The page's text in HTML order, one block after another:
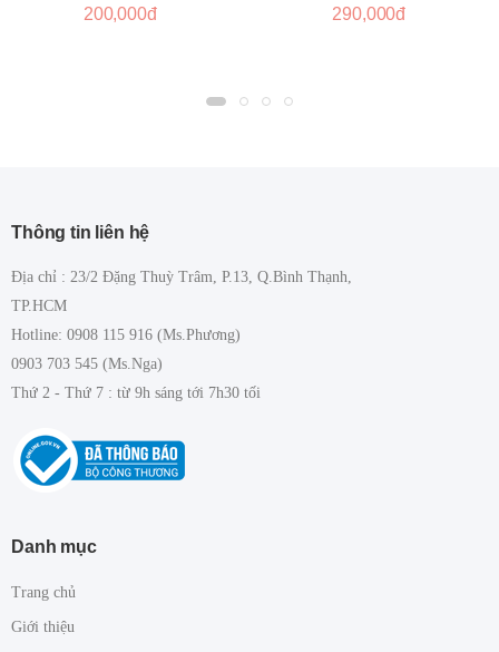
200,000đ
290,000đ
Thông tin liên hệ
Địa chỉ : 23/2 Đặng Thuỳ Trâm, P.13, Q.Bình Thạnh,
TP.HCM
Hotline: 0908 115 916 (Ms.Phương)
0903 703 545 (Ms.Nga)
Thứ 2 - Thứ 7 : từ 9h sáng tới 7h30 tối
Danh mục
Trang chủ
Giới thiệu